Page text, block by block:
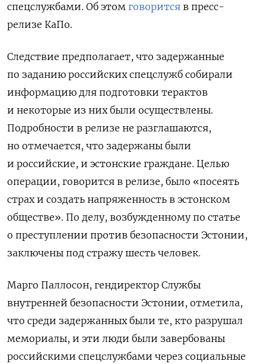
спецслужбами. Об этом говорится в пресс-
релизе КаПо.
Следствие предполагает, что задержанные
по заданию российских спецслужб собирали
информацию для подготовки терактов
и некоторые из них были осуществлены.
Подробности в релизе не разглашаются,
но отмечается, что задержаны были
и российские, и эстонские граждане. Целью
операции, говорится в релизе, было «посеять
страх и создать напряженность в эстонском
обществе». По делу, возбужденному по статье
о преступлении против безопасности Эстонии,
заключены под стражу шесть человек.
Марго Паллосон, гендиректор Службы
внутренней безопасности Эстонии, отметила,
что среди задержанных были те, кто разрушал
мемориалы, и эти люди были завербованы
российскими спецслужбами через социальные